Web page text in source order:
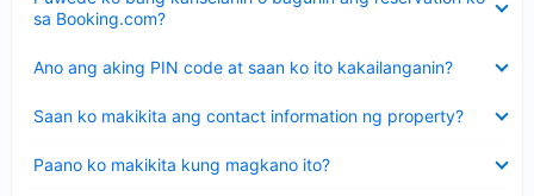
sa Booking.com?
ang
sagot
Ano ang aking PIN code at saan ko ito kakailanganin?
ang
Saan ko makikita ang contact information ng property?
ang
Paano ko makikita kung magkano ito?
ang